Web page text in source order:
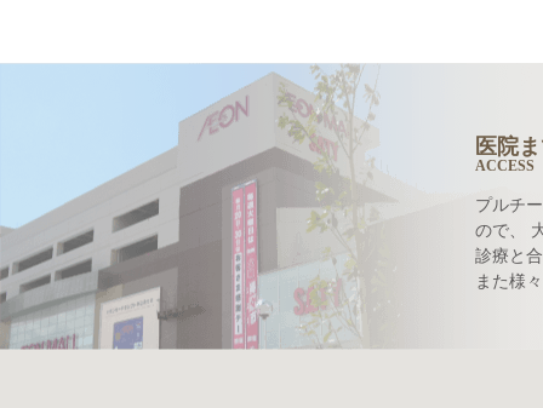
医院
ACCESS
プルチ
ので、
診療と
また様